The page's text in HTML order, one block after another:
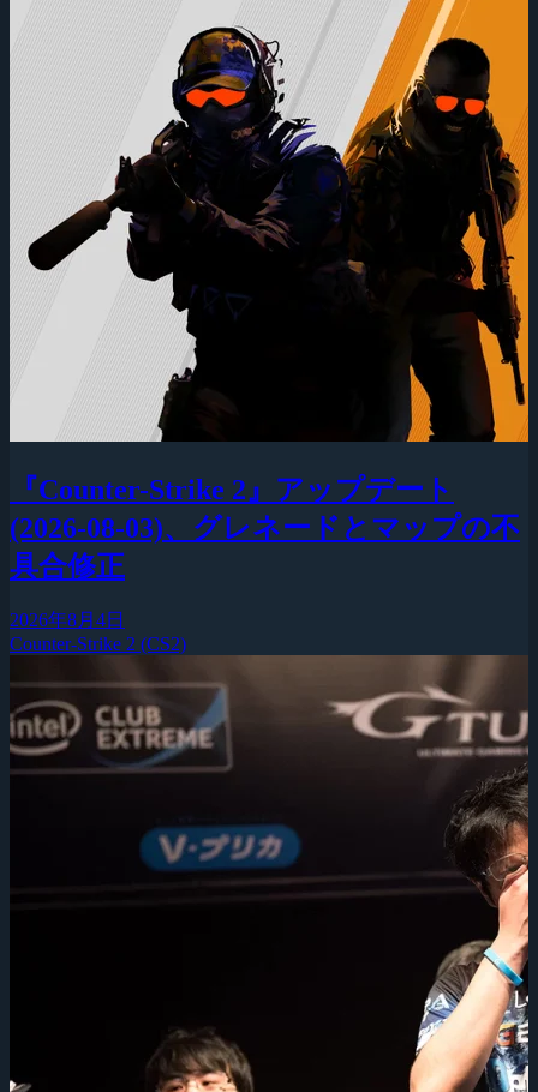
『Counter-Strike 2』アップデート
(2026-08-03)、グレネードとマップの不
具合修正
2026年8月4日
Counter-Strike 2 (CS2)